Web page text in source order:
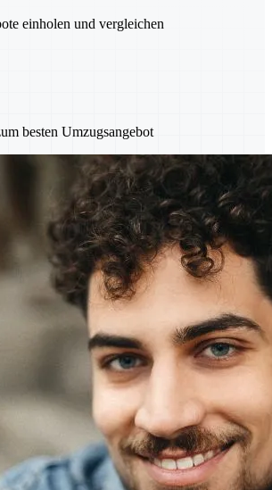
einholen und vergleichen
besten Umzugsangebot